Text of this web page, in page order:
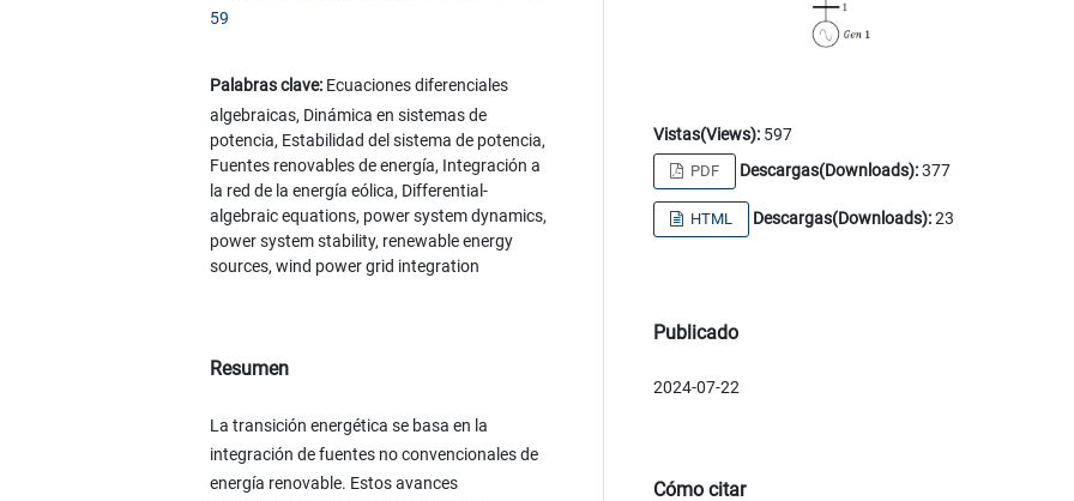
59
Palabras clave: Ecuaciones diferenciales
algebraicas, Dinámica en sistemas de
potencia, Estabilidad del sistema de potencia,
Fuentes renovables de energía, Integración a
la red de la energía eólica, Differential-
algebraic equations, power system dynamics,
power system stability, renewable energy
sources, wind power grid integration
Resumen
La transición energética se basa en la
integración de fuentes no convencionales de
energía renovable. Estos avances
Vistas(Views):597
PDF Descargas(Downloads):377
HTML Descargas(Downloads):23
Publicado
2024-07-22
Cómo citar